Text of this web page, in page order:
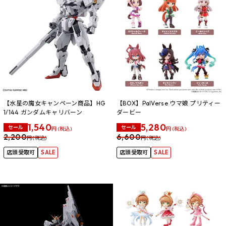
【水星の魔女キャンペーン商品】HG
1/144 ガンダムキャリバーン
セール 1,540円 (税込)
2,200円 (税込)
店頭受取可 SALE
【BOX】PalVerse ウマ娘 プリティー
ダービー
セール 5,280円 (税込)
6,600円 (税込)
店頭受取可 SALE